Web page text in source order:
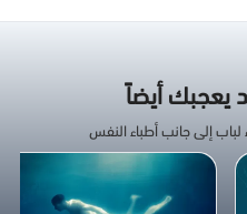
يعجبك أيضاً
إلى جانب أطباء النفس